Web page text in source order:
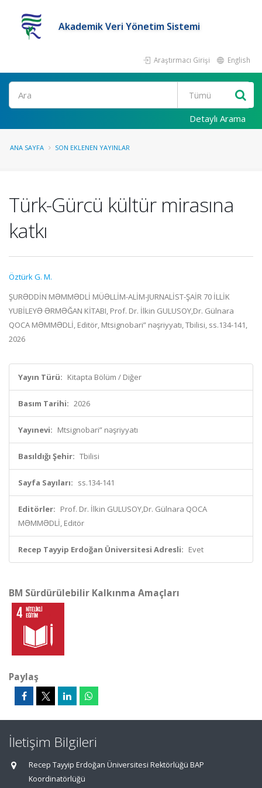
Akademik Veri Yönetim Sistemi
Araştırmacı Girişi English
Ara
Detaylı Arama
ANA SAYFA SON EKLENEN YAYINLAR
Türk-Gürcü kültür mirasına
katkı
Öztürk G. M.
ŞURƏDDİN MƏMMƏDLİ MÜƏLLİM-ALİM-JURNALİST-ŞAİR 70 İLLİK
YUBİLEYƏ ƏRMƏĞAN KİTABI, Prof. Dr. İlkin GULUSOY,Dr. Gülnara
QOCA MƏMMƏDLİ, Editör, Mtsignobari” nəşriyyatı, Tbilisi, ss.134-141,
2026
Yayın Türü: Kitapta Bölüm / Diğer
Basım Tarihi: 2026
Yayınevi: Mtsignobari” nəşriyyatı
Basıldığı Şehir: Tbilisi
Sayfa Sayıları: ss.134-141
Editörler: Prof. Dr. İlkin GULUSOY,Dr. Gülnara QOCA
MƏMMƏDLİ, Editör
Recep Tayyip Erdoğan Üniversitesi Adresli: Evet
BM Sürdürülebilir Kalkınma Amaçları
Paylaş
İletişim Bilgileri
Recep Tayyip Erdoğan Üniversitesi Rektörlüğü BAP
Koordinatörlüğü